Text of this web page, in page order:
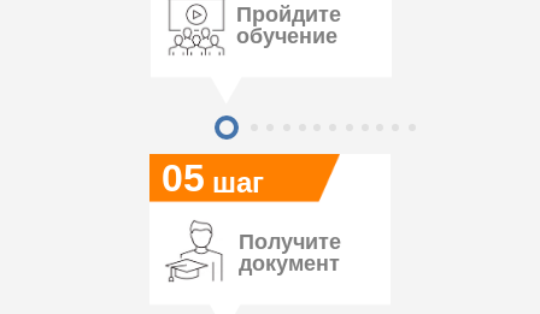
05 шаг
Пройдите
обучение
Получите
документ